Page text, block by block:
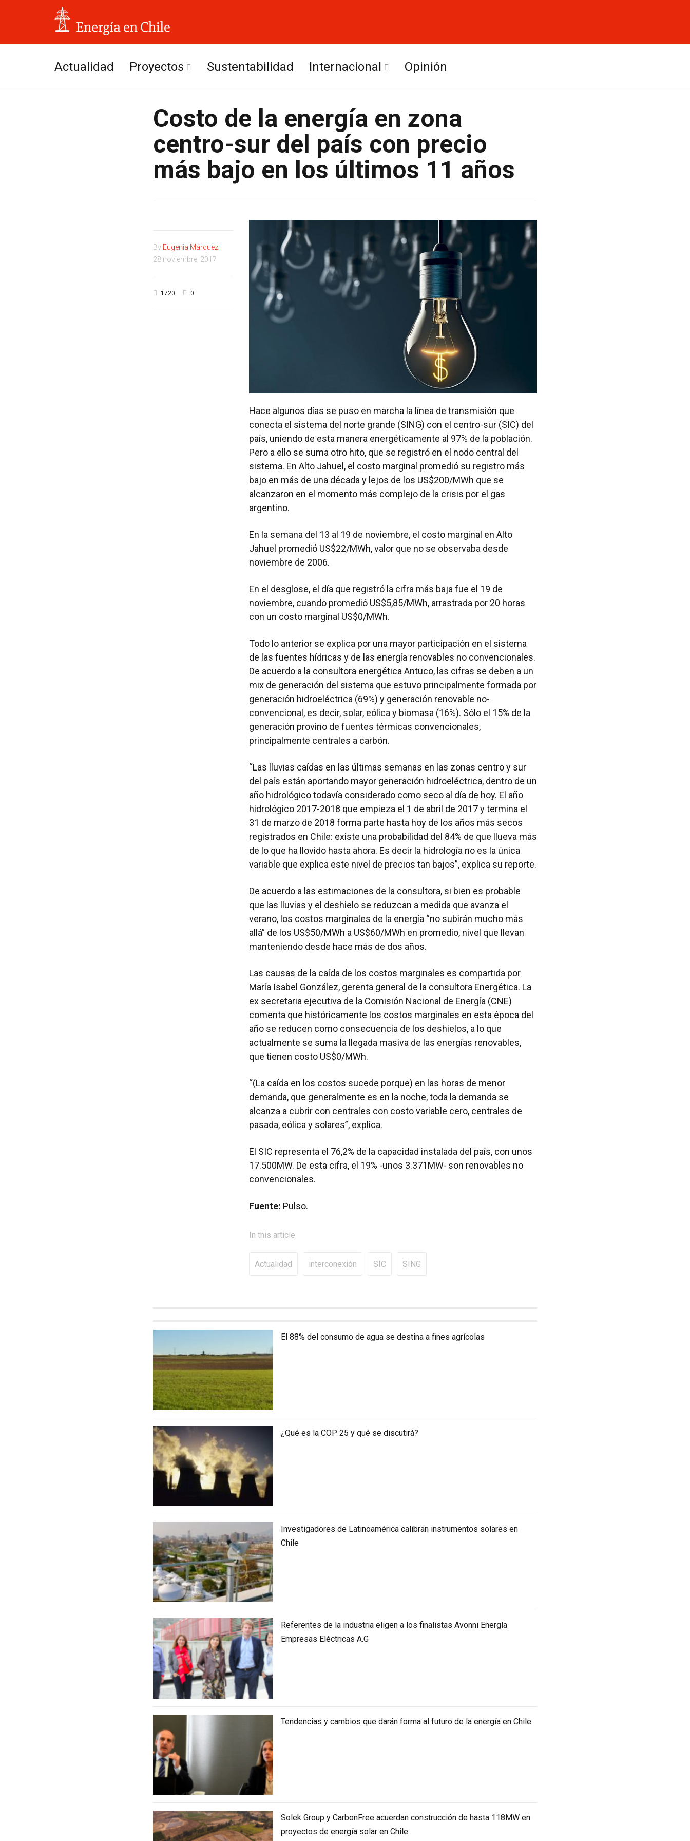
Actualidad Proyectos
Solares
Eólicos
Sustentabilidad Internacional
América Latina
Opinión
Costo de la energía en zona
centro-sur del país con precio
más bajo en los últimos 11 años
By Eugenia Márquez
28 noviembre, 2017
1720 0
Hace algunos días se puso en marcha la línea de transmisión que
conecta el sistema del norte grande (SING) con el centro-sur (SIC) del
país, uniendo de esta manera energéticamente al 97% de la población.
Pero a ello se suma otro hito, que se registró en el nodo central del
sistema. En Alto Jahuel, el costo marginal promedió su registro más
bajo en más de una década y lejos de los US$200/MWh que se
alcanzaron en el momento más complejo de la crisis por el gas
argentino.
En la semana del 13 al 19 de noviembre, el costo marginal en Alto
Jahuel promedió US$22/MWh, valor que no se observaba desde
noviembre de 2006.
En el desglose, el día que registró la cifra más baja fue el 19 de
noviembre, cuando promedió US$5,85/MWh, arrastrada por 20 horas
con un costo marginal US$0/MWh.
Todo lo anterior se explica por una mayor participación en el sistema
de las fuentes hídricas y de las energía renovables no convencionales.
De acuerdo a la consultora energética Antuco, las cifras se deben a un
mix de generación del sistema que estuvo principalmente formada por
generación hidroeléctrica (69%) y generación renovable no-
convencional, es decir, solar, eólica y biomasa (16%). Sólo el 15% de la
generación provino de fuentes térmicas convencionales,
principalmente centrales a carbón.
“Las lluvias caídas en las últimas semanas en las zonas centro y sur
del país están aportando mayor generación hidroeléctrica, dentro de un
año hidrológico todavía considerado como seco al día de hoy. El año
hidrológico 2017-2018 que empieza el 1 de abril de 2017 y termina el
31 de marzo de 2018 forma parte hasta hoy de los años más secos
registrados en Chile: existe una probabilidad del 84% de que llueva más
de lo que ha llovido hasta ahora. Es decir la hidrología no es la única
variable que explica este nivel de precios tan bajos”, explica su reporte.
De acuerdo a las estimaciones de la consultora, si bien es probable
que las lluvias y el deshielo se reduzcan a medida que avanza el
verano, los costos marginales de la energía “no subirán mucho más
allá” de los US$50/MWh a US$60/MWh en promedio, nivel que llevan
manteniendo desde hace más de dos años.
Las causas de la caída de los costos marginales es compartida por
María Isabel González, gerenta general de la consultora Energética. La
ex secretaria ejecutiva de la Comisión Nacional de Energía (CNE)
comenta que históricamente los costos marginales en esta época del
año se reducen como consecuencia de los deshielos, a lo que
actualmente se suma la llegada masiva de las energías renovables,
que tienen costo US$0/MWh.
“(La caída en los costos sucede porque) en las horas de menor
demanda, que generalmente es en la noche, toda la demanda se
alcanza a cubrir con centrales con costo variable cero, centrales de
pasada, eólica y solares”, explica.
El SIC representa el 76,2% de la capacidad instalada del país, con unos
17.500MW. De esta cifra, el 19% -unos 3.371MW- son renovables no
convencionales.
Fuente: Pulso.
In this article
Actualidad interconexión SIC SING
El 88% del consumo de agua se destina a fines agrícolas
¿Qué es la COP 25 y qué se discutirá?
Investigadores de Latinoamérica calibran instrumentos solares en
Chile
Referentes de la industria eligen a los finalistas Avonni Energía
Empresas Eléctricas A.G
Tendencias y cambios que darán forma al futuro de la energía en Chile
Solek Group y CarbonFree acuerdan construcción de hasta 118MW en
proyectos de energía solar en Chile